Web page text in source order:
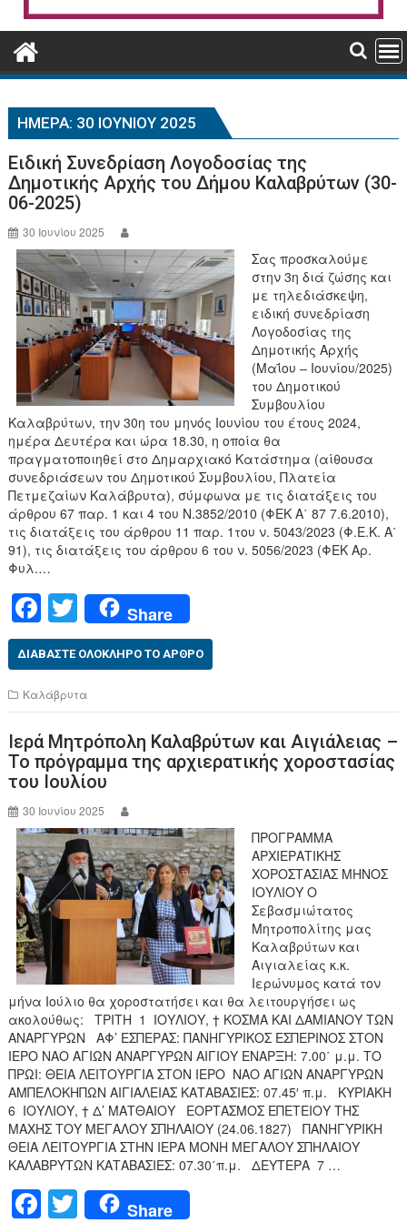
ΗΜΈΡΑ: 30 ΙΟΥΝΊΟΥ 2025
Ειδική Συνεδρίαση Λογοδοσίας της
Δημοτικής Αρχής του Δήμου Καλαβρύτων (30-
06-2025)
30 Ιουνίου 2025
Σας προσκαλούμε
στην 3η διά ζώσης και
με τηλεδιάσκεψη,
ειδική συνεδρίαση
Λογοδοσίας της
Δημοτικής Αρχής
(Μαΐου – Ιουνίου/2025)
του Δημοτικού
Συμβουλίου
Καλαβρύτων, την 30η του μηνός Ιουνίου του έτους 2024,
ημέρα Δευτέρα και ώρα 18.30, η οποία θα
πραγματοποιηθεί στο Δημαρχιακό Κατάστημα (αίθουσα
συνεδριάσεων του Δημοτικού Συμβουλίου, Πλατεία
Πετμεζαίων Καλάβρυτα), σύμφωνα με τις διατάξεις του
άρθρου 67 παρ. 1 και 4 του Ν.3852/2010 (ΦΕΚ Α΄ 87 7.6.2010),
τις διατάξεις του άρθρου 11 παρ. 1του ν. 5043/2023 (Φ.Ε.Κ. Α΄
91), τις διατάξεις του άρθρου 6 του ν. 5056/2023 (ΦΕΚ Αρ.
Φυλ.…
F
a
c
e
b
o
o
k
T
wi
tt
er
Share
ΔΙΑΒΆΣΤΕ ΟΛΌΚΛΗΡΟ ΤΟ ΆΡΘΡΟ
Καλάβρυτα
Ιερά Μητρόπολη Καλαβρύτων και Αιγιάλειας –
Το πρόγραμμα της αρχιερατικής χοροστασίας
του Ιουλίου
30 Ιουνίου 2025
ΠΡΟΓΡΑΜΜΑ
ΑΡΧΙΕΡΑΤΙΚΗΣ
ΧΟΡΟΣΤΑΣΙΑΣ ΜΗΝΟΣ
ΙΟΥΛΙΟΥ Ο
Σεβασμιώτατος
Μητροπολίτης μας
Καλαβρύτων και
Αιγιαλείας κ.κ.
Ιερώνυμος κατά τον
μήνα Ιούλιο θα χοροστατήσει και θα λειτουργήσει ως
ακολούθως: ΤΡΙΤΗ 1 ΙΟΥΛΙΟΥ, † ΚΟΣΜΑ ΚΑΙ ΔΑΜΙΑΝΟΥ ΤΩΝ
ΑΝΑΡΓΥΡΩΝ ΑΦ’ ΕΣΠΕΡΑΣ: ΠΑΝΗΓΥΡΙΚΟΣ ΕΣΠΕΡΙΝΟΣ ΣΤΟΝ
ΙΕΡΟ ΝΑΟ ΑΓΙΩΝ ΑΝΑΡΓΥΡΩΝ ΑΙΓΙΟΥ ΕΝΑΡΞΗ: 7.00΄ μ.μ. ΤΟ
ΠΡΩΙ: ΘΕΙΑ ΛΕΙΤΟΥΡΓΙΑ ΣΤΟΝ ΙΕΡΟ ΝΑΟ ΑΓΙΩΝ ΑΝΑΡΓΥΡΩΝ
ΑΜΠΕΛΟΚΗΠΩΝ ΑΙΓΙΑΛΕΙΑΣ ΚΑΤΑΒΑΣΙΕΣ: 07.45′ π.μ. ΚΥΡΙΑΚΗ
6 ΙΟΥΛΙΟΥ, † Δ’ ΜΑΤΘΑΙΟΥ ΕΟΡΤΑΣΜΟΣ ΕΠΕΤΕΙΟΥ ΤΗΣ
ΜΑΧΗΣ ΤΟΥ ΜΕΓΑΛΟΥ ΣΠΗΛΑΙΟΥ (24.06.1827) ΠΑΝΗΓΥΡΙΚΗ
ΘΕΙΑ ΛΕΙΤΟΥΡΓΙΑ ΣΤΗΝ ΙΕΡΑ ΜΟΝΗ ΜΕΓΑΛΟΥ ΣΠΗΛΑΙΟΥ
ΚΑΛΑΒΡΥΤΩΝ ΚΑΤΑΒΑΣΙΕΣ: 07.30΄π.μ. ΔΕΥΤΕΡΑ 7 …
F T Share